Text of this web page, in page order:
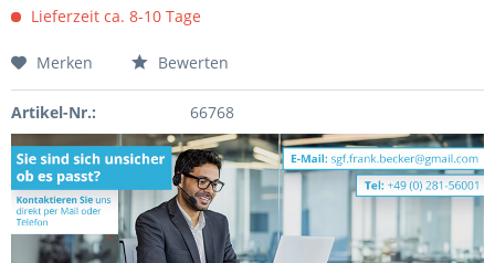
Lieferzeit ca. 8-10 Tage
Merken Bewerten
Artikel-Nr.: 66768